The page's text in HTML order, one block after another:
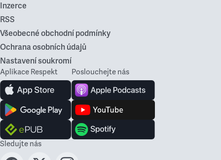
Inzerce
RSS
Všeobecné obchodní podmínky
Ochrana osobních údajů
Nastavení soukromí
Aplikace Respekt Poslouchejte nás
Sledujte nás